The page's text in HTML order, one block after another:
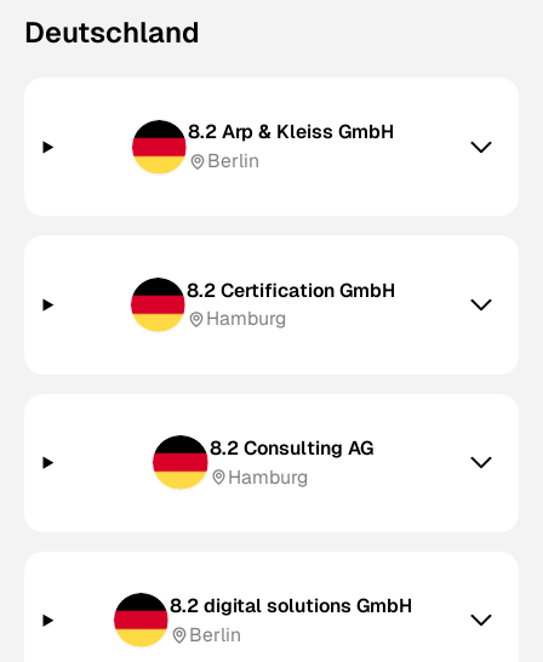
Deutschland
8.2 Arp & Kleiss GmbH
Berlin
8.2 Certification GmbH
Hamburg
8.2 Consulting AG
Hamburg
8.2 digital solutions GmbH
Berlin